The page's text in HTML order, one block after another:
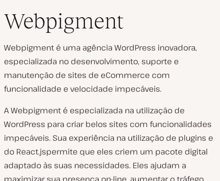
Webpigment
Webpigment é uma agência WordPress inovadora,
especializada no desenvolvimento, suporte e
manutenção de sites de eCommerce com
funcionalidade e velocidade impecáveis.
A Webpigment é especializada na utilização de
WordPress para criar belos sites com funcionalidades
impecáveis. Sua experiência na utilização de plugins e
do React.jspermite que eles criem um pacote digital
adaptado às suas necessidades. Eles ajudam a